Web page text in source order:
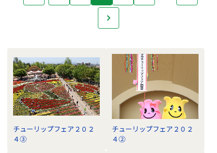
リ
の
ナ
ビ
ゲ
チューリップフェア２０２
４③
チューリップフェア２０２
４②